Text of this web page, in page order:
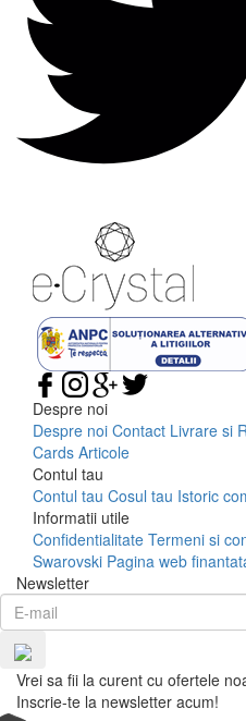
Despre noi
Despre noi Contact Livrare si
Cards Articole
Contul tau
Contul tau Cosul tau Istoric
Informatii utile
Confidentialitate Termeni si
Swarovski Pagina web
Newsletter
Vrei sa fii la curent cu ofertele
Inscrie-te la newsletter acum!